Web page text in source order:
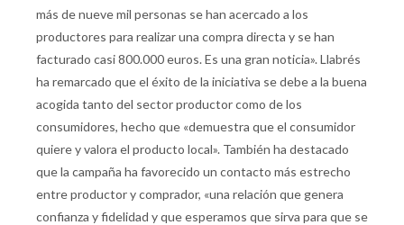
más de nueve mil personas se han acercado a los
productores para realizar una compra directa y se han
facturado casi 800.000 euros. Es una gran noticia». Llabrés
ha remarcado que el éxito de la iniciativa se debe a la buena
acogida tanto del sector productor como de los
consumidores, hecho que «demuestra que el consumidor
quiere y valora el producto local». También ha destacado
que la campaña ha favorecido un contacto más estrecho
entre productor y comprador, «una relación que genera
confianza y fidelidad y que esperamos que sirva para que se